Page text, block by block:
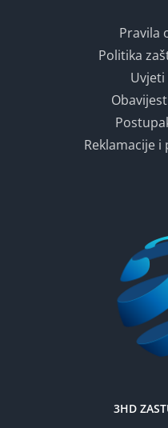
Pravila
Politika
Reklamacije
3HD